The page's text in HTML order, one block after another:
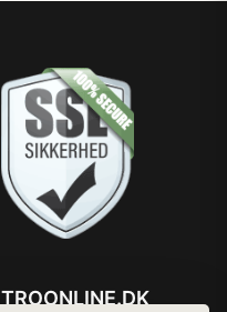
TROONLINE.DK